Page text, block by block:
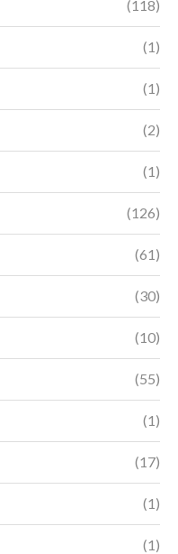
(118)
(1)
(1)
(2)
(1)
(126)
(61)
(30)
(10)
(55)
(1)
(17)
(1)
(1)